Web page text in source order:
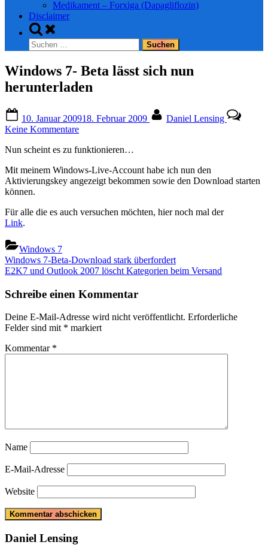
Medikament – Forxiga (Dapagliflozin)
Disclaimer
Toggle
search
form
Suchen
nach:
Windows 7- Beta lässt sich nun
herunterladen
on
10. Januar 200918. Februar 2009
Daniel Lensing
Keine Kommentarezu
7-
lässt
sich
Nun scheint es zu funktionieren…
Mit meinem Windows-Live-Account habe ich nun den
Aktivierungskey angezeigt bekommen sowie den Download starten
können.
Für alle die es auch versuchen möchten, hier noch mal der
Link.
Windows 7
Beitragsnavigation
Previous
Post:
Windows 7-Beta-Download stark überfordert
Next
E2K7 und Outlook 2007 löscht Kategorien beim Versand
Schreibe einen Kommentar
Deine E-Mail-Adresse wird nicht veröffentlicht. Erforderliche
Felder sind mit * markiert
Kommentar *
Name
E-Mail-Adresse
Website
Daniel Lensing